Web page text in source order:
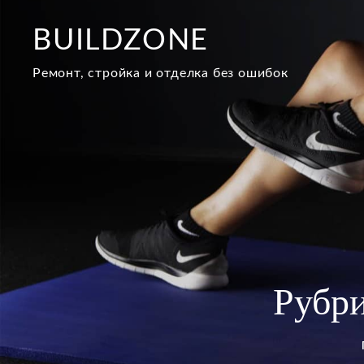
содержимому
BUILDZONE
Ремонт, стройка и отделка без ошибок